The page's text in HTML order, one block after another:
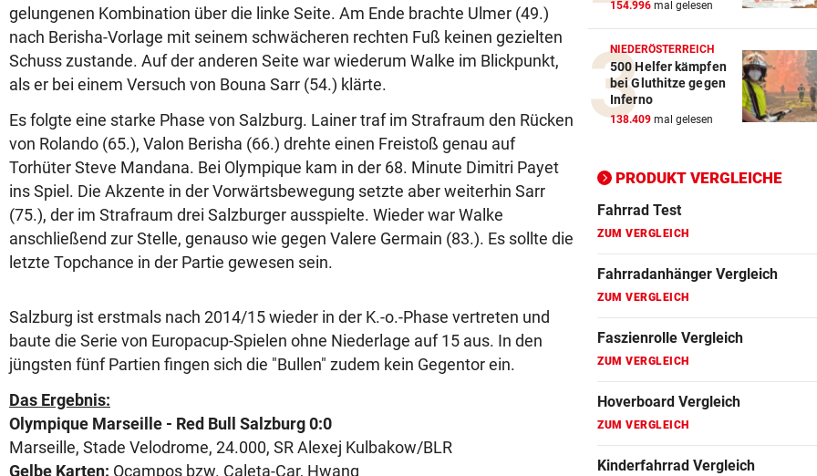
gelungenen Kombination über die linke Seite. Am Ende brachte Ulmer (49.)
nach Berisha-Vorlage mit seinem schwächeren rechten Fuß keinen gezielten
Schuss zustande. Auf der anderen Seite war wiederum Walke im Blickpunkt,
als er bei einem Versuch von Bouna Sarr (54.) klärte.
Es folgte eine starke Phase von Salzburg. Lainer traf im Strafraum den Rücken
von Rolando (65.), Valon Berisha (66.) drehte einen Freistoß genau auf
Torhüter Steve Mandana. Bei Olympique kam in der 68. Minute Dimitri Payet
ins Spiel. Die Akzente in der Vorwärtsbewegung setzte aber weiterhin Sarr
(75.), der im Strafraum drei Salzburger ausspielte. Wieder war Walke
anschließend zur Stelle, genauso wie gegen Valere Germain (83.). Es sollte die
letzte Topchance in der Partie gewesen sein.
Salzburg ist erstmals nach 2014/15 wieder in der K.-o.-Phase vertreten und
baute die Serie von Europacup-Spielen ohne Niederlage auf 15 aus. In den
jüngsten fünf Partien fingen sich die "Bullen" zudem kein Gegentor ein.
Das Ergebnis:
Olympique Marseille - Red Bull Salzburg 0:0
Marseille, Stade Velodrome, 24.000, SR Alexej Kulbakow/BLR
Gelbe Karten: Ocampos bzw. Caleta-Car, Hwang
154.996 mal gelesen
NIEDERÖSTERREICH
500 Helfer kämpfen
bei Gluthitze gegen
Inferno
138.409 mal gelesen
PRODUKT VERGLEICHE
ZUM VERGLEICH
Elektro-Scooter Vergleich
ZUM VERGLEICH
ZUM VERGLEICH
Fahrrad Test
ZUM VERGLEICH
Fahrradanhänger Vergleich
ZUM VERGLEICH
Faszienrolle Vergleich
ZUM VERGLEICH
Hoverboard Vergleich
ZUM VERGLEICH
Kinderfahrrad Vergleich